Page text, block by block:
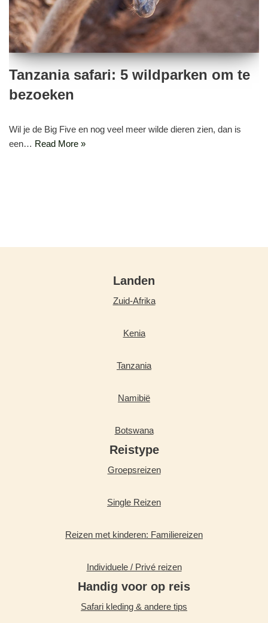
Tanzania safari: 5 wildparken om te
bezoeken
Wil je de Big Five en nog veel meer wilde dieren zien, dan is
een… Read More »
Landen
Zuid-Afrika
Kenia
Tanzania
Namibië
Botswana
Reistype
Groepsreizen
Single Reizen
Reizen met kinderen: Familiereizen
Individuele / Privé reizen
Handig voor op reis
Safari kleding & andere tips